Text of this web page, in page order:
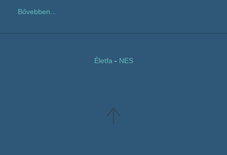
Bővebben...
Életfa - NES